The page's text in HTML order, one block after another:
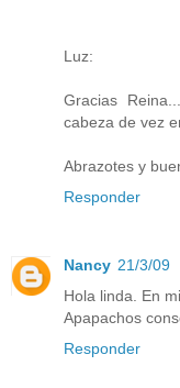
Luz:
Gracias
cabeza de vez
Abrazotes y
Responder
Nancy 21/3/09
Hola linda. En
Apapachos
Responder